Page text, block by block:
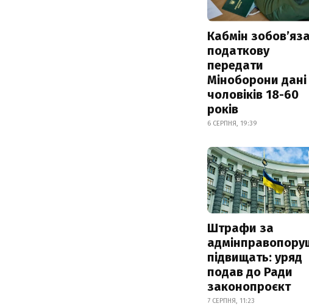
Кабмін
податкову
передати
Міноборони дані
чоловіків 18-60
років
6 СЕРПНЯ, 19:39
Штрафи за
підвищать: уряд
подав до Ради
законопроєкт
7 СЕРПНЯ, 11:23